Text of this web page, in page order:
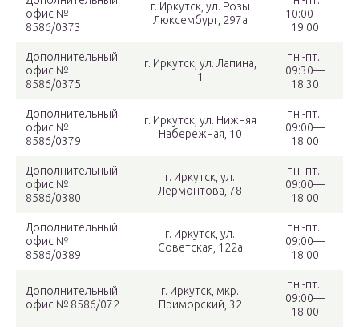
офис №
8586/0373
г. Иркутск, ул. Розы
Люксембург, 297а
10:00—
19:00
Дополнительный
офис №
8586/0375
г. Иркутск, ул. Лапина,
1
пн.-пт.:
09:30—
18:30
Дополнительный
офис №
8586/0379
г. Иркутск, ул. Нижняя
Набережная, 10
пн.-пт.:
09:00—
18:00
Дополнительный
офис №
8586/0380
г. Иркутск, ул.
Лермонтова, 78
пн.-пт.:
09:00—
18:00
Дополнительный
офис №
8586/0389
г. Иркутск, ул.
Советская, 122а
пн.-пт.:
09:00—
18:00
Дополнительный
офис № 8586/072
г. Иркутск, мкр.
Приморский, 32
пн.-пт.:
09:00—
18:00